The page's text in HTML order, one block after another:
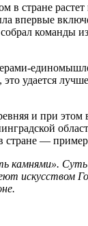
в стране
впервые
команды
удается
и при этом
— пример
камнями».